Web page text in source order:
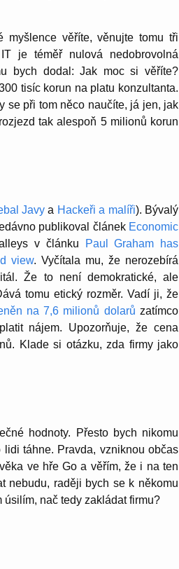
myšlence věříte, věnujte tomu tři
je téměř nulová nedobrovolná
bych dodal: Jak moc si věříte?
tisíc korun na platu konzultanta.
se při tom něco naučíte, já jen, jak
tak alespoň 5 milionů korun
Javya Hackeři a malíři). Bývalý
publikoval článek Economic
v článku
Paul Graham has
view. Vyčítala mu, že nerozebírá
Že to není demokratické, ale
tomu etický rozměr. Vadí ji, že
na 7,6 milionů dolarů zatímco
nájem. Upozorňuje, že cena
Klade si otázku, zda firmy jako
hodnoty. Přesto bych nikomu
táhne. Pravda, vzniknou občas
ve hře Go a věřím, že i na ten
nebudu, raději bych se k někomu
nač tedy zakládat firmu?